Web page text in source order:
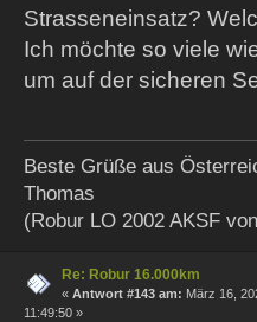
Strasseneinsatz?
Ich möchte so viele
um auf der sicheren
Beste Grüße aus
Thomas
(Robur LO 2002 AKSF
Re: Robur 16.000km
« Antwort #143 am: März 16,
11:49:50 »